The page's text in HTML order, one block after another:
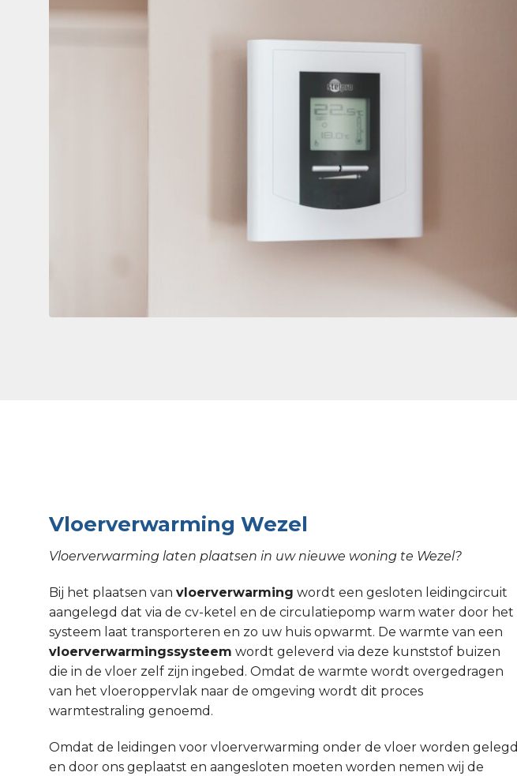
Vloerverwarming Wezel
Vloerverwarming laten plaatsen in uw nieuwe woning te Wezel?
Bij het plaatsen van vloerverwarming wordt een gesloten leidingcircuit
aangelegd dat via de cv-ketel en de circulatiepomp warm water door het
systeem laat transporteren en zo uw huis opwarmt. De warmte van een
vloerverwarmingssysteem wordt geleverd via deze kunststof buizen
die in de vloer zelf zijn ingebed. Omdat de warmte wordt overgedragen
van het vloeroppervlak naar de omgeving wordt dit proces
warmtestraling genoemd.
Omdat de leidingen voor vloerverwarming onder de vloer worden gelegd
en door ons geplaatst en aangesloten moeten worden nemen wij de